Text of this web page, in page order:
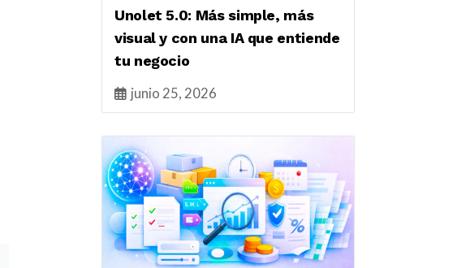
Unolet 5.0: Más simple, más
visual y con una IA que entiende
tu negocio
junio 25, 2026